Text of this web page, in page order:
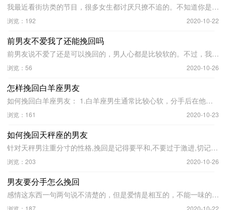
我最近看街坊类的节目，很多女生都讨厌只撩不追的。不知道你是不是也不喜欢。很简单，你去看看春娇救志明。里面有句歌词，大致意思差不多就是，分 ...
浏览：192 2020-10-22
前男友不爱我了还能挽回吗
前男友说不爱了还是可以挽回的，男人心都是比较软的。不过，我建议不要去挽回了，因为不值得，就算挽回了，心也不会在你身上，也不会珍惜你。失去 ...
浏览：56 2020-10-26
怎样挽回白羊座男友
如何挽回白羊座男友： 1.白羊座男生通常比较心软，分手后在他们面前表现出你特别伤感、特别失落，可能会马上和你道歉。 2.白羊座的男生喜欢开朗活泼 ...
浏览：161 2020-10-23
如何挽回天秤座的男友
针对天秤男注重分寸的性格,挽回是记得要平和,不要过于激进,切记死缠烂打,这样只会让男友更加讨厌你。忘记过去的不愉快,和他从朋友做起。并且,改掉以 ...
浏览：203 2020-10-26
男友要分手怎么挽回
感情这东西一句两句说不清楚的，但是爱情是相互的，不能一味的付出，如果一味的付出，那么这段感情就是不平等的，在经营这段感情的过程中会特别辛 ...
浏览：187 2020-10-22